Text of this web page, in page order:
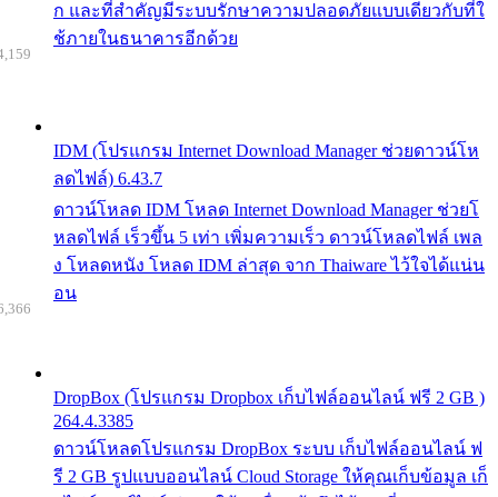
ก และที่สำคัญมีระบบรักษาความปลอดภัยแบบเดียวกับที่ใ
ช้ภายในธนาคารอีกด้วย
IDM (โปรแกรม Internet Download Manager ช่วยดาวน์โห
ลดไฟล์) 6.43.7
ดาวน์โหลด IDM โหลด Internet Download Manager ช่วยโ
หลดไฟล์ เร็วขึ้น 5 เท่า เพิ่มความเร็ว ดาวน์โหลดไฟล์ เพล
ง โหลดหนัง โหลด IDM ล่าสุด จาก Thaiware ไว้ใจได้แน่น
อน
DropBox (โปรแกรม Dropbox เก็บไฟล์ออนไลน์ ฟรี 2 GB )
264.4.3385
ดาวน์โหลดโปรแกรม DropBox ระบบ เก็บไฟล์ออนไลน์ ฟ
รี 2 GB รูปแบบออนไลน์ Cloud Storage ให้คุณเก็บข้อมูล เก็